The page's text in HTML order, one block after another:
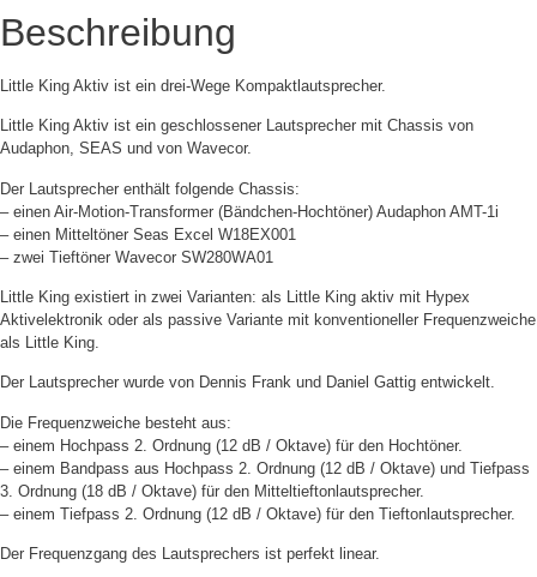
Beschreibung
Little King Aktiv ist ein drei-Wege Kompaktlautsprecher.
Little King Aktiv ist ein geschlossener Lautsprecher mit Chassis von
Audaphon, SEAS und von Wavecor.
Der Lautsprecher enthält folgende Chassis:
– einen Air-Motion-Transformer (Bändchen-Hochtöner) Audaphon AMT-1i
– einen Mitteltöner Seas Excel W18EX001
– zwei Tieftöner Wavecor SW280WA01
Little King existiert in zwei Varianten: als Little King aktiv mit Hypex
Aktivelektronik oder als passive Variante mit konventioneller Frequenzweiche
als Little King.
Der Lautsprecher wurde von Dennis Frank und Daniel Gattig entwickelt.
Die Frequenzweiche besteht aus:
– einem Hochpass 2. Ordnung (12 dB / Oktave) für den Hochtöner.
– einem Bandpass aus Hochpass 2. Ordnung (12 dB / Oktave) und Tiefpass
3. Ordnung (18 dB / Oktave) für den Mitteltieftonlautsprecher.
– einem Tiefpass 2. Ordnung (12 dB / Oktave) für den Tieftonlautsprecher.
Der Frequenzgang des Lautsprechers ist perfekt linear.